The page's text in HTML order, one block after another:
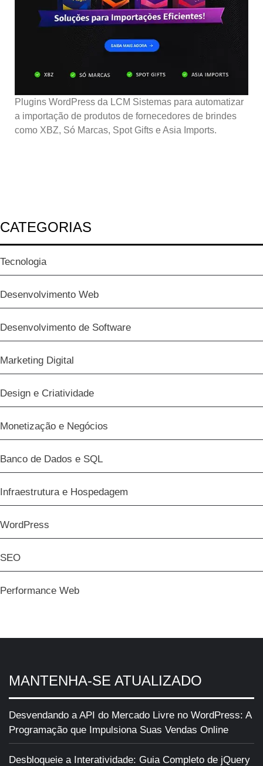
Plugins WordPress da LCM Sistemas para automatizar
a importação de produtos de fornecedores de brindes
como XBZ, Só Marcas, Spot Gifts e Asia Imports.
CATEGORIAS
Tecnologia
Desenvolvimento Web
Desenvolvimento de Software
Marketing Digital
Design e Criatividade
Monetização e Negócios
Banco de Dados e SQL
Infraestrutura e Hospedagem
WordPress
SEO
Performance Web
MANTENHA-SE ATUALIZADO
Desvendando a API do Mercado Livre no WordPress: A
Programação que Impulsiona Suas Vendas Online
Desbloqueie a Interatividade: Guia Completo de jQuery